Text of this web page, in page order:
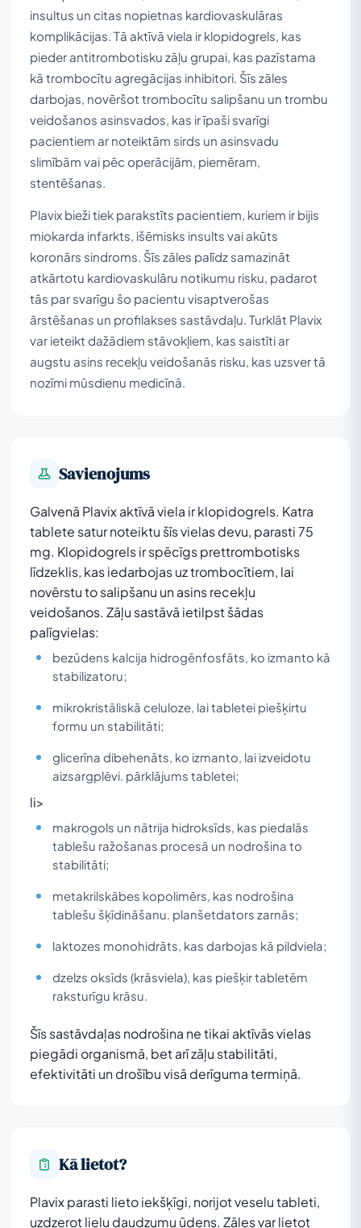
insultus un citas nopietnas kardiovaskulāras
komplikācijas. Tā aktīvā viela ir klopidogrels, kas
pieder antitrombotisku zāļu grupai, kas pazīstama
kā trombocītu agregācijas inhibitori. Šīs zāles
darbojas, novēršot trombocītu salipšanu un trombu
veidošanos asinsvados, kas ir īpaši svarīgi
pacientiem ar noteiktām sirds un asinsvadu
slimībām vai pēc operācijām, piemēram,
stentēšanas.
Plavix bieži tiek parakstīts pacientiem, kuriem ir bijis
miokarda infarkts, išēmisks insults vai akūts
koronārs sindroms. Šīs zāles palīdz samazināt
atkārtotu kardiovaskulāru notikumu risku, padarot
tās par svarīgu šo pacientu visaptverošas
ārstēšanas un profilakses sastāvdaļu. Turklāt Plavix
var ieteikt dažādiem stāvokļiem, kas saistīti ar
augstu asins recekļu veidošanās risku, kas uzsver tā
nozīmi mūsdienu medicīnā.
Savienojums
Galvenā Plavix aktīvā viela ir klopidogrels. Katra
tablete satur noteiktu šīs vielas devu, parasti 75
mg. Klopidogrels ir spēcīgs prettrombotisks
līdzeklis, kas iedarbojas uz trombocītiem, lai
novērstu to salipšanu un asins recekļu
veidošanos. Zāļu sastāvā ietilpst šādas
palīgvielas:
bezūdens kalcija hidrogēnfosfāts, ko izmanto kā
stabilizatoru;
mikrokristāliskā celuloze, lai tabletei piešķirtu
formu un stabilitāti;
glicerīna dibehenāts, ko izmanto, lai izveidotu
aizsargplēvi. pārklājums tabletei;
li>
makrogols un nātrija hidroksīds, kas piedalās
tablešu ražošanas procesā un nodrošina to
stabilitāti;
metakrilskābes kopolimērs, kas nodrošina
tablešu šķīdināšanu. planšetdators zarnās;
laktozes monohidrāts, kas darbojas kā pildviela;
dzelzs oksīds (krāsviela), kas piešķir tabletēm
raksturīgu krāsu.
Šīs sastāvdaļas nodrošina ne tikai aktīvās vielas
piegādi organismā, bet arī zāļu stabilitāti,
efektivitāti un drošību visā derīguma termiņā.
Kā lietot?
Plavix parasti lieto iekšķīgi, norijot veselu tableti,
uzdzerot lielu daudzumu ūdens. Zāles var lietot